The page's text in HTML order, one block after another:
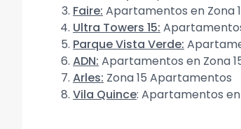
Faire: Apartamentos en Zona
Ultra Towers 15:
Parque Vista Verde:
ADN: Apartamentos en Zona
Arles: Zona 15 Apartamentos
Vila Quince: Apartamentos en